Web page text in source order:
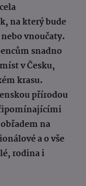
na který bude
vnoučaty.
snadno
v Česku,
krasu.
přírodou
na
a o vše
rodina i